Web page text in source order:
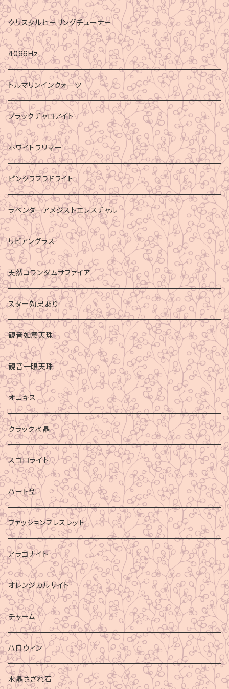
クリスタルヒーリングチューナー
4096Hz
トルマリンインクォーツ
ブラックチャロアイト
ホワイトラリマー
ピンクラブラドライト
ラベンダーアメジストエレスチャル
リビアングラス
天然コランダムサファイア
スター効果あり
観音如意天珠
観音一眼天珠
オニキス
クラック水晶
スコロライト
ハート型
ファッションブレスレット
アラゴナイト
オレンジカルサイト
チャーム
ハロウィン
水晶さざれ石